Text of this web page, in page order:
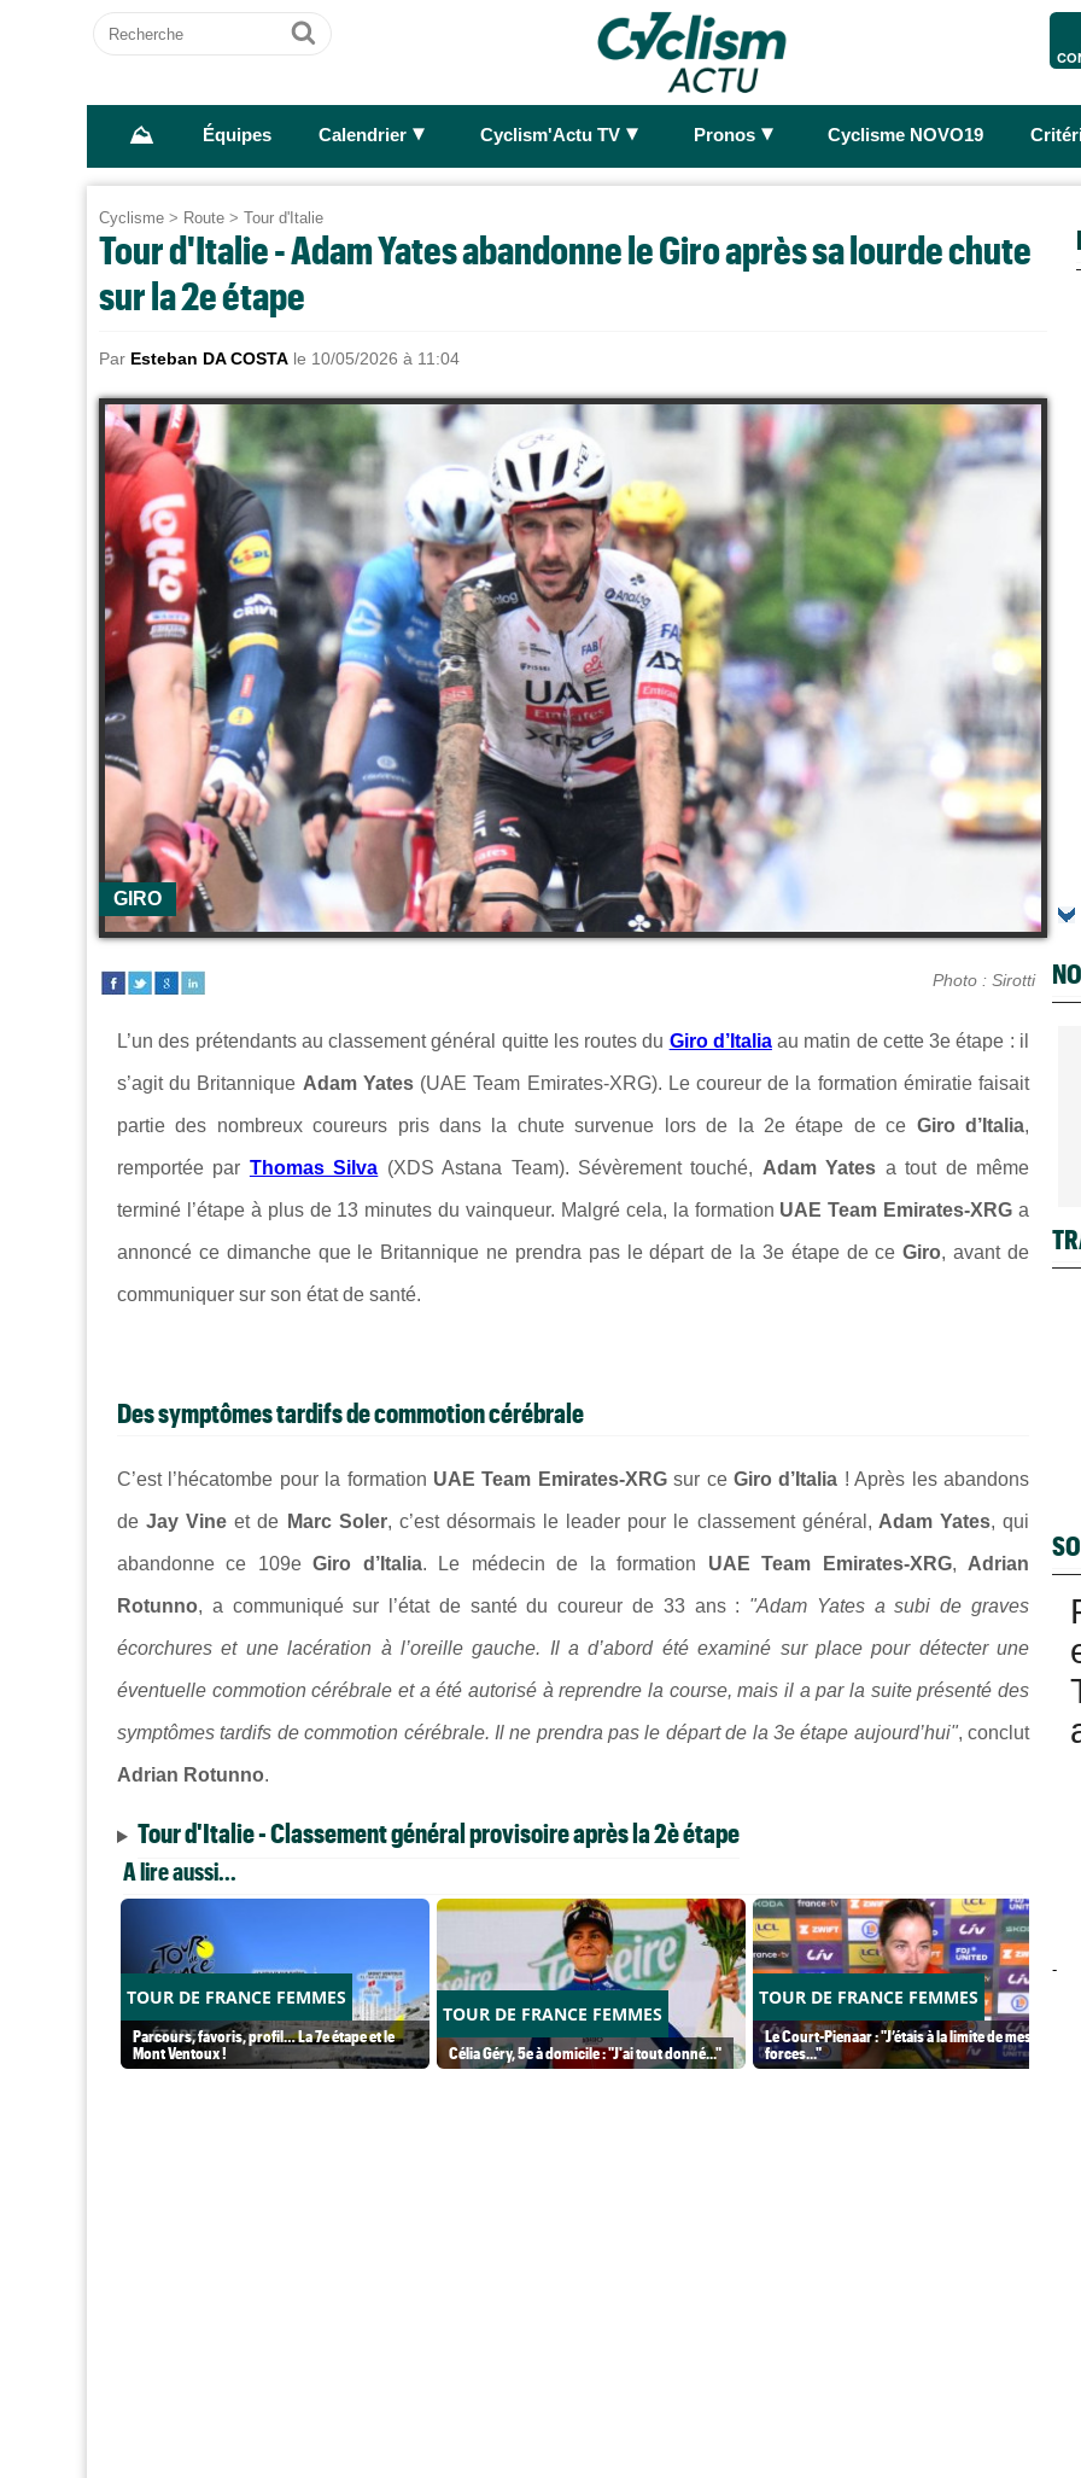
Recherche
Ok
⛰ Équipes Calendrier ► Cyclism'Actu TV ► Pronos ► Cyclisme NOVO19
Cyclisme > Route > Tour d'Italie
Tour d'Italie - Adam Yates abandonne le Giro après sa lourde chute
sur la 2e étape
Par Esteban DA COSTA le 10/05/2026 à 11:04
GIRO
Photo : Sirotti
L’un des prétendants au classement général quitte les routes du Giro d’Italiaau matin de cette 3e étape : il
s’agit du Britannique Adam Yates(UAE Team Emirates-XRG). Le coureur de la formation émiratie faisait
partie des nombreux coureurs pris dans la chute survenue lors de la 2e étape de ce Giro d’Italia,
remportée par Thomas Silva (XDS Astana Team). Sévèrement touché, Adam Yates a tout de même
terminé l’étape à plus de 13 minutes du vainqueur. Malgré cela, la formation UAE Team Emirates-XRG a
annoncé ce dimanche que le Britannique ne prendra pas le départ de la 3e étape de ceGiro, avant de
communiquer sur son état de santé.
Des symptômes tardifs de commotion cérébrale
C’est l’hécatombe pour la formation UAE Team Emirates-XRGsur ceGiro d’Italia ! Après les abandons
de Jay Vine et de Marc Soler, c’est désormais le leader pour le classement général, Adam Yates, qui
abandonne ce 109e Giro d’Italia. Le médecin de la formation UAE Team Emirates-XRG, Adrian
Rotunno, a communiqué sur l’état de santé du coureur de 33 ans : "Adam Yates a subi de graves
écorchures et une lacération à l’oreille gauche. Il a d’abord été examiné sur place pour détecter une
éventuelle commotion cérébrale et a été autorisé à reprendre la course, mais il a par la suite présenté des
symptômes tardifs de commotion cérébrale. Il ne prendra pas le départ de la 3e étape aujourd’hui", conclut
Adrian Rotunno.
Tour d'Italie - Classement général provisoire après la 2è étape
A lire aussi...
TOUR DE FRANCE FEMMES
Parcours, favoris, profil… La 7e étape et le
Mont Ventoux !
TOUR DE FRANCE FEMMES
Célia Géry, 5e à domicile : "J'ai tout donné..."
TOUR DE FRANCE FEMMES
Le Court-Pienaar : "J’étais à la limite de mes
forces..."
-